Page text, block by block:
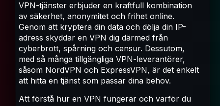
VPN-tjänster erbjuder en kraftfull kombination
av säkerhet, anonymitet och frihet online.
Genom att kryptera din data och dölja din IP-
adress skyddar en VPN dig därmed från
cyberbrott, spårning och censur. Dessutom,
med så många tillgängliga VPN-leverantörer,
såsom NordVPN och ExpressVPN, är det enkelt
att hitta en tjänst som passar dina behov.
Att förstå hur en VPN fungerar och varför du